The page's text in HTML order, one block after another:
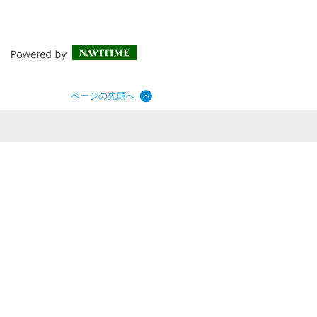
ページの先頭へ